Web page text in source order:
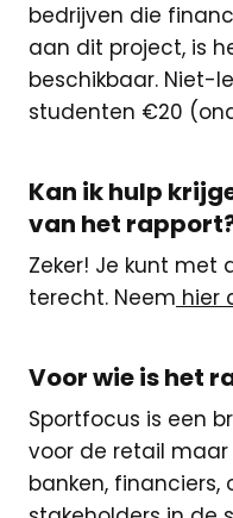
bedrijven die
aan dit project, is
beschikbaar. Niet-
studenten €20
Kan ik hulp
van het
Zeker! Je kunt met
terecht. Neem hier
Voor wie is het
Sportfocus is een
voor de retail maar
banken, financiers,